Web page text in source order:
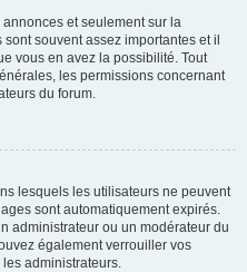
et seulement sur la
souvent assez importantes et il
vous en avez la possibilité. Tout
les permissions concernant
du forum.
lesquels les utilisateurs ne peuvent
sont automatiquement expirés.
administrateur ou un modérateur du
également verrouiller vos
administrateurs.